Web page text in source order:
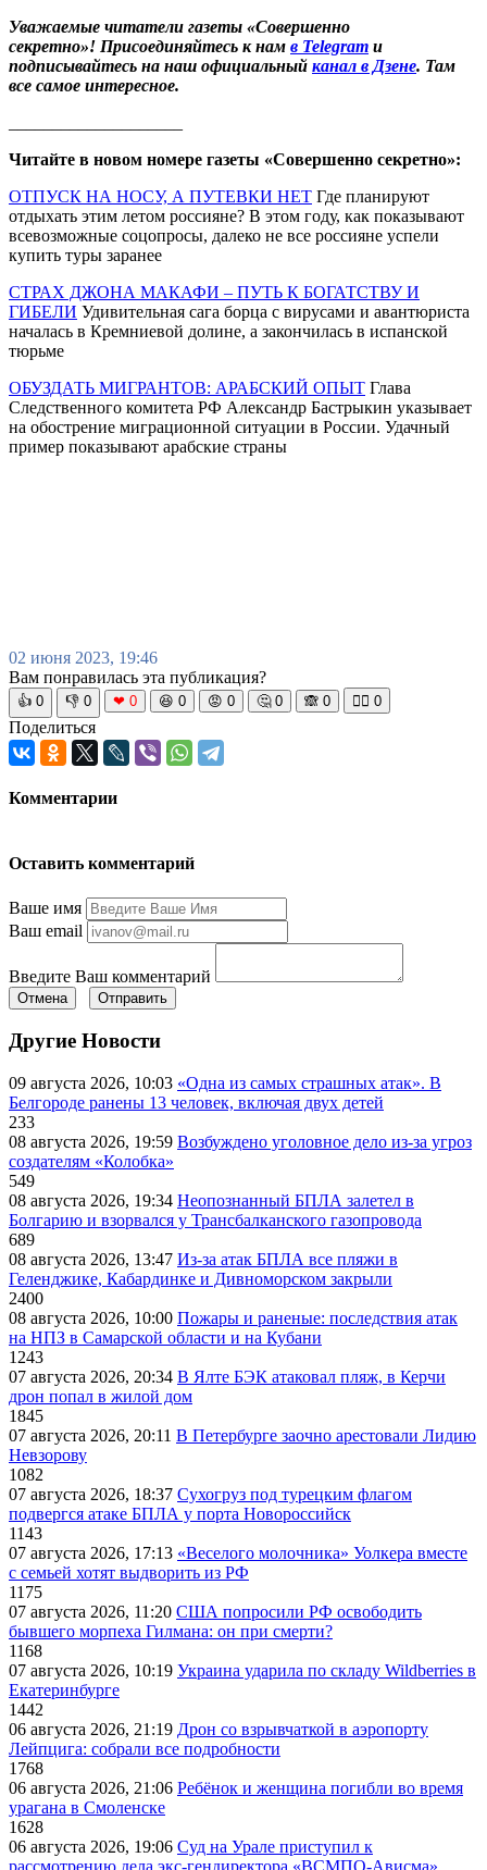
Уважаемые читатели газеты «Совершенно
секретно»! Присоединяйтесь к нам в Telegram и
подписывайтесь на наш официальный канал в Дзене. Там
все самое интересное.
Читайте в новом номере газеты «Совершенно секретно»:
ОТПУСК НА НОСУ, А ПУТЕВКИ НЕТ Где планируют
отдыхать этим летом россияне? В этом году, как показывают
всевозможные соцопросы, далеко не все россияне успели
купить туры заранее
СТРАХ ДЖОНА МАКАФИ – ПУТЬ К БОГАТСТВУ И
ГИБЕЛИ Удивительная сага борца с вирусами и авантюриста
началась в Кремниевой долине, а закончилась в испанской
тюрьме
ОБУЗДАТЬ МИГРАНТОВ: АРАБСКИЙ ОПЫТ Глава
Следственного комитета РФ Александр Бастрыкин указывает
на обострение миграционной ситуации в России. Удачный
пример показывают арабские страны
02 июня 2023, 19:46
Вам понравилась эта публикация?
👍 0 👎 0 ❤ 0 😆 0 😡 0 🤔 0 🙈 0 🧘‍♀️ 0
Поделиться
Комментарии
Оставить комментарий
Ваше имя
Ваш email
Введите Ваш комментарий
Отмена Отправить
Другие Новости
09 августа 2026, 10:03 «Одна из самых страшных атак». В
Белгороде ранены 13 человек, включая двух детей
233
08 августа 2026, 19:59 Возбуждено уголовное дело из-за угроз
создателям «Колобка»
549
08 августа 2026, 19:34 Неопознанный БПЛА залетел в
Болгарию и взорвался у Трансбалканского газопровода
689
08 августа 2026, 13:47 Из-за атак БПЛА все пляжи в
Геленджике, Кабардинке и Дивноморском закрыли
2400
08 августа 2026, 10:00 Пожары и раненые: последствия атак
на НПЗ в Самарской области и на Кубани
1243
07 августа 2026, 20:34 В Ялте БЭК атаковал пляж, в Керчи
дрон попал в жилой дом
1845
07 августа 2026, 20:11 В Петербурге заочно арестовали Лидию
Невзорову
1082
07 августа 2026, 18:37 Сухогруз под турецким флагом
подвергся атаке БПЛА у порта Новороссийск
1143
07 августа 2026, 17:13 «Веселого молочника» Уолкера вместе
с семьей хотят выдворить из РФ
1175
07 августа 2026, 11:20 США попросили РФ освободить
бывшего морпеха Гилмана: он при смерти?
1168
07 августа 2026, 10:19 Украина ударила по складу Wildberries в
Екатеринбурге
1442
06 августа 2026, 21:19 Дрон со взрывчаткой в аэропорту
Лейпцига: собрали все подробности
1768
06 августа 2026, 21:06 Ребёнок и женщина погибли во время
урагана в Смоленске
1628
06 августа 2026, 19:06 Суд на Урале приступил к
рассмотрению дела экс-гендиректора «ВСМПО-Ависма»